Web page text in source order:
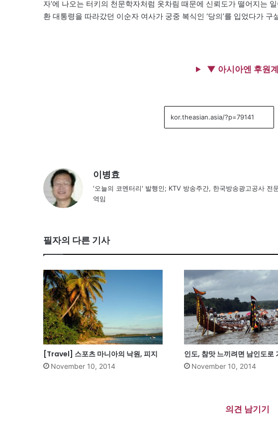
자’에 나오는 터키의 천문학자처럼 옷차림 때문에 신뢰도가 떨어지는
환 대통령을 따라갔던 이순자 여사가 궁중 복식인 ‘당의’를 입었다가
▼ 아시아엔 후원
이병효
'오늘의 코멘터리' 발행인; KTV 방송주간, 한국방송광고공사
역임
필자의 다른 기사
[Travel] 스포츠 마니아의 낙원, 피지
November 10, 2014
인도, 참맛 느끼려면 남인도로
November 10, 2014
의견 남기기